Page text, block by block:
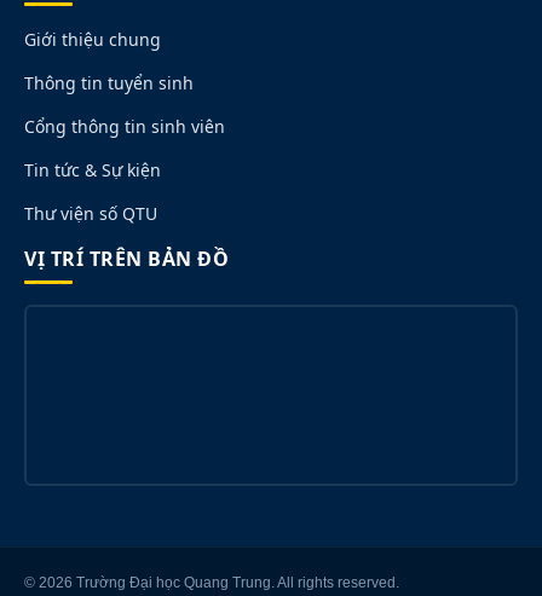
Giới thiệu chung
Thông tin tuyển sinh
Cổng thông tin sinh viên
Tin tức & Sự kiện
Thư viện số QTU
VỊ TRÍ TRÊN BẢN ĐỒ
© 2026 Trường Đại học Quang Trung. All rights reserved.